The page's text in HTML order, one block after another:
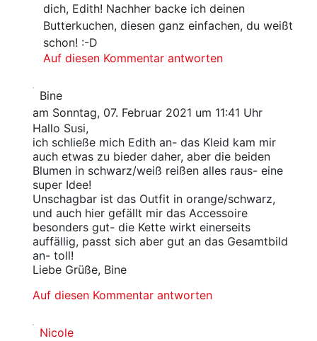
dich, Edith! Nachher backe ich deinen
Butterkuchen, diesen ganz einfachen, du weißt
schon! :-D
Auf diesen Kommentar antworten
Bine
am Sonntag, 07. Februar 2021 um 11:41 Uhr
Hallo Susi,
ich schließe mich Edith an- das Kleid kam mir
auch etwas zu bieder daher, aber die beiden
Blumen in schwarz/weiß reißen alles raus- eine
super Idee!
Unschagbar ist das Outfit in orange/schwarz,
und auch hier gefällt mir das Accessoire
besonders gut- die Kette wirkt einerseits
auffällig, passt sich aber gut an das Gesamtbild
an- toll!
Liebe Grüße, Bine
Auf diesen Kommentar antworten
Nicole